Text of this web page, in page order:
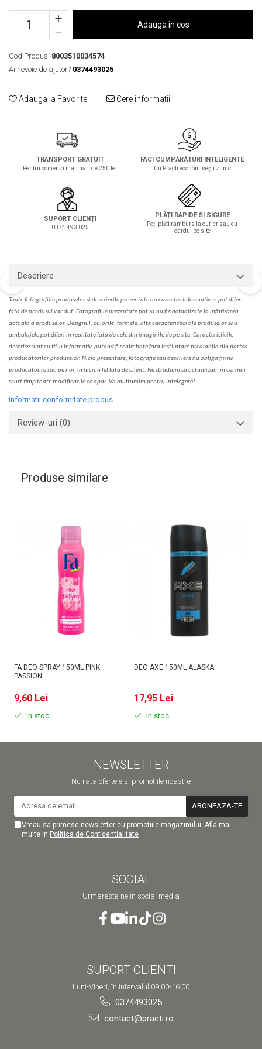
Vata demachianta
Adauga in cos
Cod Produs: 8003510034574
Ai nevoie de ajutor? 0374493025
Adauga la Favorite Cere informatii
TRANSPORT GRATUIT
Pentru comenzi mai mari de 250 lei
FACI CUMPĂRĂTURI INTELIGENTE
Cu Practi economisești zilnic
SUPORT CLIENȚI
0374 493 025
PLĂȚI RAPIDE ȘI SIGURE
Poți plăti ramburs la curier sau cu
cardul pe site
Descriere
Toate fotografiile produselorsidescrierileprezentate au caracter informativ, si pot diferi
fată de produsul vandut. Fotografiile prezentate pot sa nu fie actualizate la infatisarea
actuala a produselor. Designul, culorile, formele, alte caracteristici ale produselor sau
ambalajele pot diferi in realitate fata de cele din imaginile de pe site. Caracteristicile
descrise sunt cu titlu informativ, putand fi schimbate fara instiintare prealabila din partea
producatorilor produselor. Nicio prezentare, fotografie sau descriere nu obliga firma
producatoare sau pe noi, in niciun fel fata de client. Ne straduim sa actualizam in cel mai
scurt timp toate modificarile ce apar. Va multumim pentru intelegere!
Informatii conformitate produs
Review-uri (0)
Produse similare
FA DEO SPRAY 150ML PINK
PASSION
9,60 Lei
In stoc
DEO AXE 150ML ALASKA
17,95 Lei
In stoc
NEWSLETTER
Nu rata ofertele si promotiile noastre
Vreau sa primesc newsletter cu promotiile magazinului. Afla mai
multe in Politica de Confidentialitate
SOCIAL
Urmareste-ne in social media
SUPORT CLIENTI
Luni-Vineri, în intervalul 09:00-16:00
0374493025
contact@practi.ro